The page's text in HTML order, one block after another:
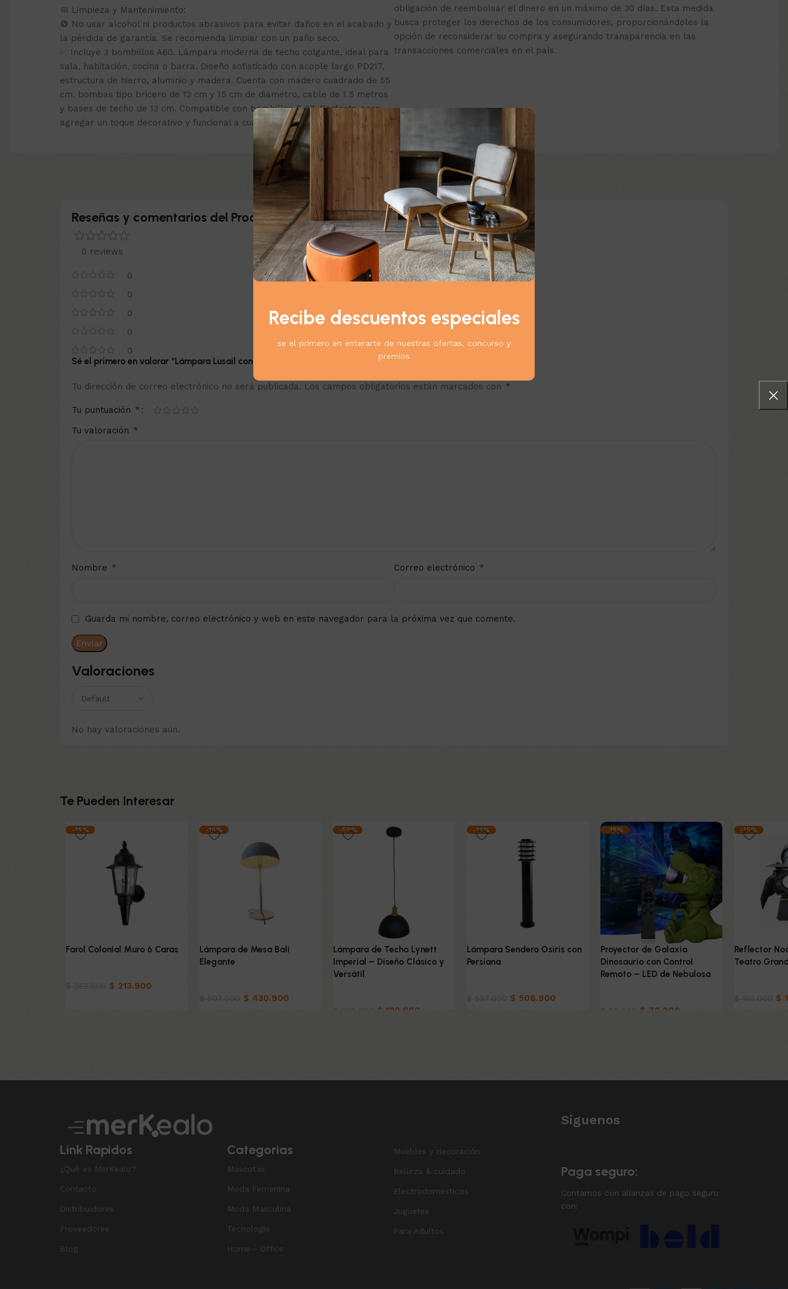
Recibe descuentos especiales
se el primero en enterarte de nuestras ofertas, concurso y
premios
🧼 Limpieza y Mantenimiento:
🚫 No usar alcohol ni productos abrasivos para evitar daños en el acabado y
la pérdida de garantía. Se recomienda limpiar con un paño seco.
✅ Incluye 3 bombillos A60. Lámpara moderna de techo colgante, ideal para
sala, habitación, cocina o barra. Diseño sofisticado con acople largo PD217,
estructura de hierro, aluminio y madera. Cuenta con madero cuadrado de 55
cm, bombas tipo bricero de 12 cm y 15 cm de diámetro, cable de 1.5 metros
y bases de techo de 13 cm. Compatible con bombillos E-27. Perfecta para
agregar un toque decorativo y funcional a cualquier espacio.
obligación de reembolsar el dinero en un máximo de 30 días. Esta medida
busca proteger los derechos de los consumidores, proporcionándoles la
opción de reconsiderar su compra y asegurando transparencia en las
transacciones comerciales en el país.
Reseñas y comentarios del Producto:
0 reviews
0
0
0
0
0
Valoraciones
No hay valoraciones aún.
Sé el primero en valorar “Lámpara Lusail con Acople Largo y Bombas”
Tu dirección de correo electrónico no será publicada. Los campos obligatorios están marcados con *
Tu puntuación *
Tu valoración *
Nombre * Correo electrónico *
Guarda mi nombre, correo electrónico y web en este navegador para la próxima vez que comente.
Te Pueden Interesar
-15%
Farol Colonial Muro 6 Caras
$ 213.900
-15%
Lámpara de Mesa Balí
Elegante
$ 430.900
-50%
Lámpara de Techo Lynett
Imperial – Diseño Clásico y
Versátil
$ 129.900
-15%
Lámpara Sendero Osiris con
Persiana
$ 506.900
-15%
Proyector de Galaxia
Dinosaurio con Control
Remoto – LED de Nebulosa
$ 76.900
-15%
Reflector
Teatro
$
Link Rapidos
¿Qué es MerKealo?
Contacto
Distribuidores
Proveedores
Blog
Categorias
Mascotas
Moda Femenina
Moda Masculina
Tecnología
Home - Office
Muebles y decoración
Belleza & cuidado
Electrodomésticos
Juguetes
Para Adultos
Siguenos
Paga seguro:
Contamos con alianzas de pago seguro
con: